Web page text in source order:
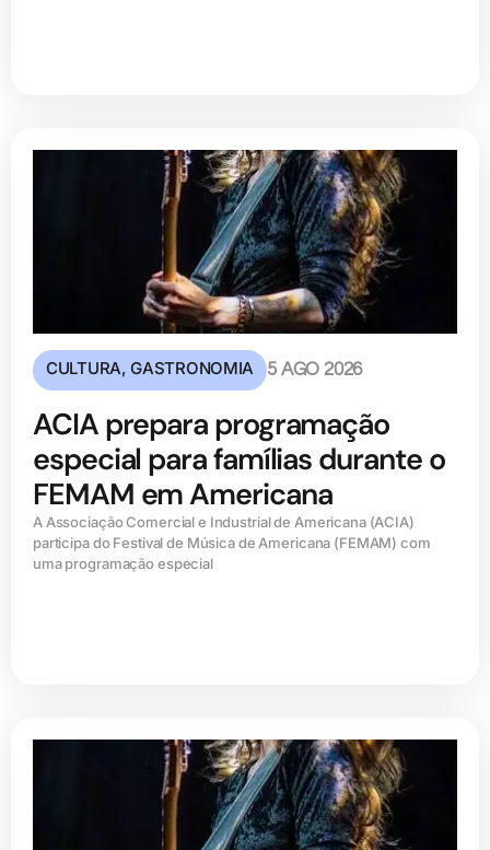
CULTURA,GASTRONOMIA 5 AGO 2026
ACIA prepara programação
especial para famílias durante o
FEMAM em Americana
A Associação Comercial e Industrial de Americana (ACIA)
participa do Festival de Música de Americana (FEMAM) com
uma programação especial